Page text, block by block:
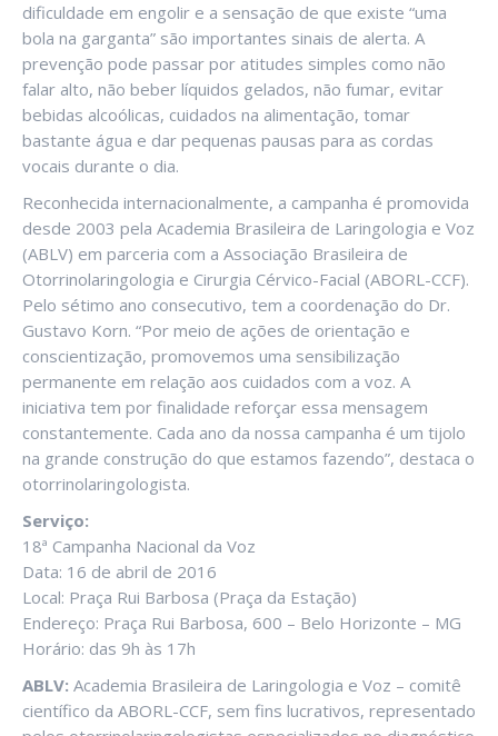
dificuldade em engolir e a sensação de que existe “uma
bola na garganta” são importantes sinais de alerta. A
prevenção pode passar por atitudes simples como não
falar alto, não beber líquidos gelados, não fumar, evitar
bebidas alcoólicas, cuidados na alimentação, tomar
bastante água e dar pequenas pausas para as cordas
vocais durante o dia.
Reconhecida internacionalmente, a campanha é promovida
desde 2003 pela Academia Brasileira de Laringologia e Voz
(ABLV) em parceria com a Associação Brasileira de
Otorrinolaringologia e Cirurgia Cérvico-Facial (ABORL-CCF).
Pelo sétimo ano consecutivo, tem a coordenação do Dr.
Gustavo Korn. “Por meio de ações de orientação e
conscientização, promovemos uma sensibilização
permanente em relação aos cuidados com a voz. A
iniciativa tem por finalidade reforçar essa mensagem
constantemente. Cada ano da nossa campanha é um tijolo
na grande construção do que estamos fazendo”, destaca o
otorrinolaringologista.
Serviço:
18ª Campanha Nacional da Voz
Data: 16 de abril de 2016
Local: Praça Rui Barbosa (Praça da Estação)
Endereço: Praça Rui Barbosa, 600 – Belo Horizonte – MG
Horário: das 9h às 17h
ABLV: Academia Brasileira de Laringologia e Voz – comitê
científico da ABORL-CCF, sem fins lucrativos, representado